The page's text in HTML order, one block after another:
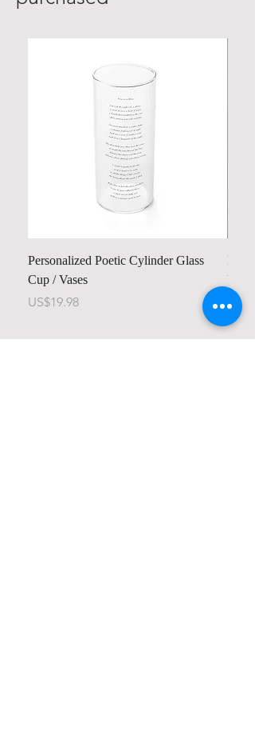
Personalized Poetic Cylinder Glass
Cup / Vases
가격
US$19.98 가격